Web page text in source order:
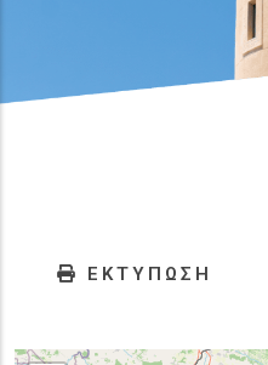
ΕΚΤΥΠΩΣΗ